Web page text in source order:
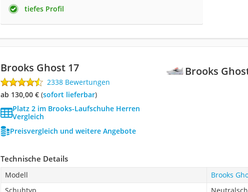
tiefes Profil
Brooks
Brooks Ghost 17
2338 Bewertungen
ab 130,00 €( Sofort lieferbar)
Platz 2 im Brooks-Laufschuhe Herren
Vergleich
Preisvergleich und weitere Angebote
Technische Details
Modell
Brooks